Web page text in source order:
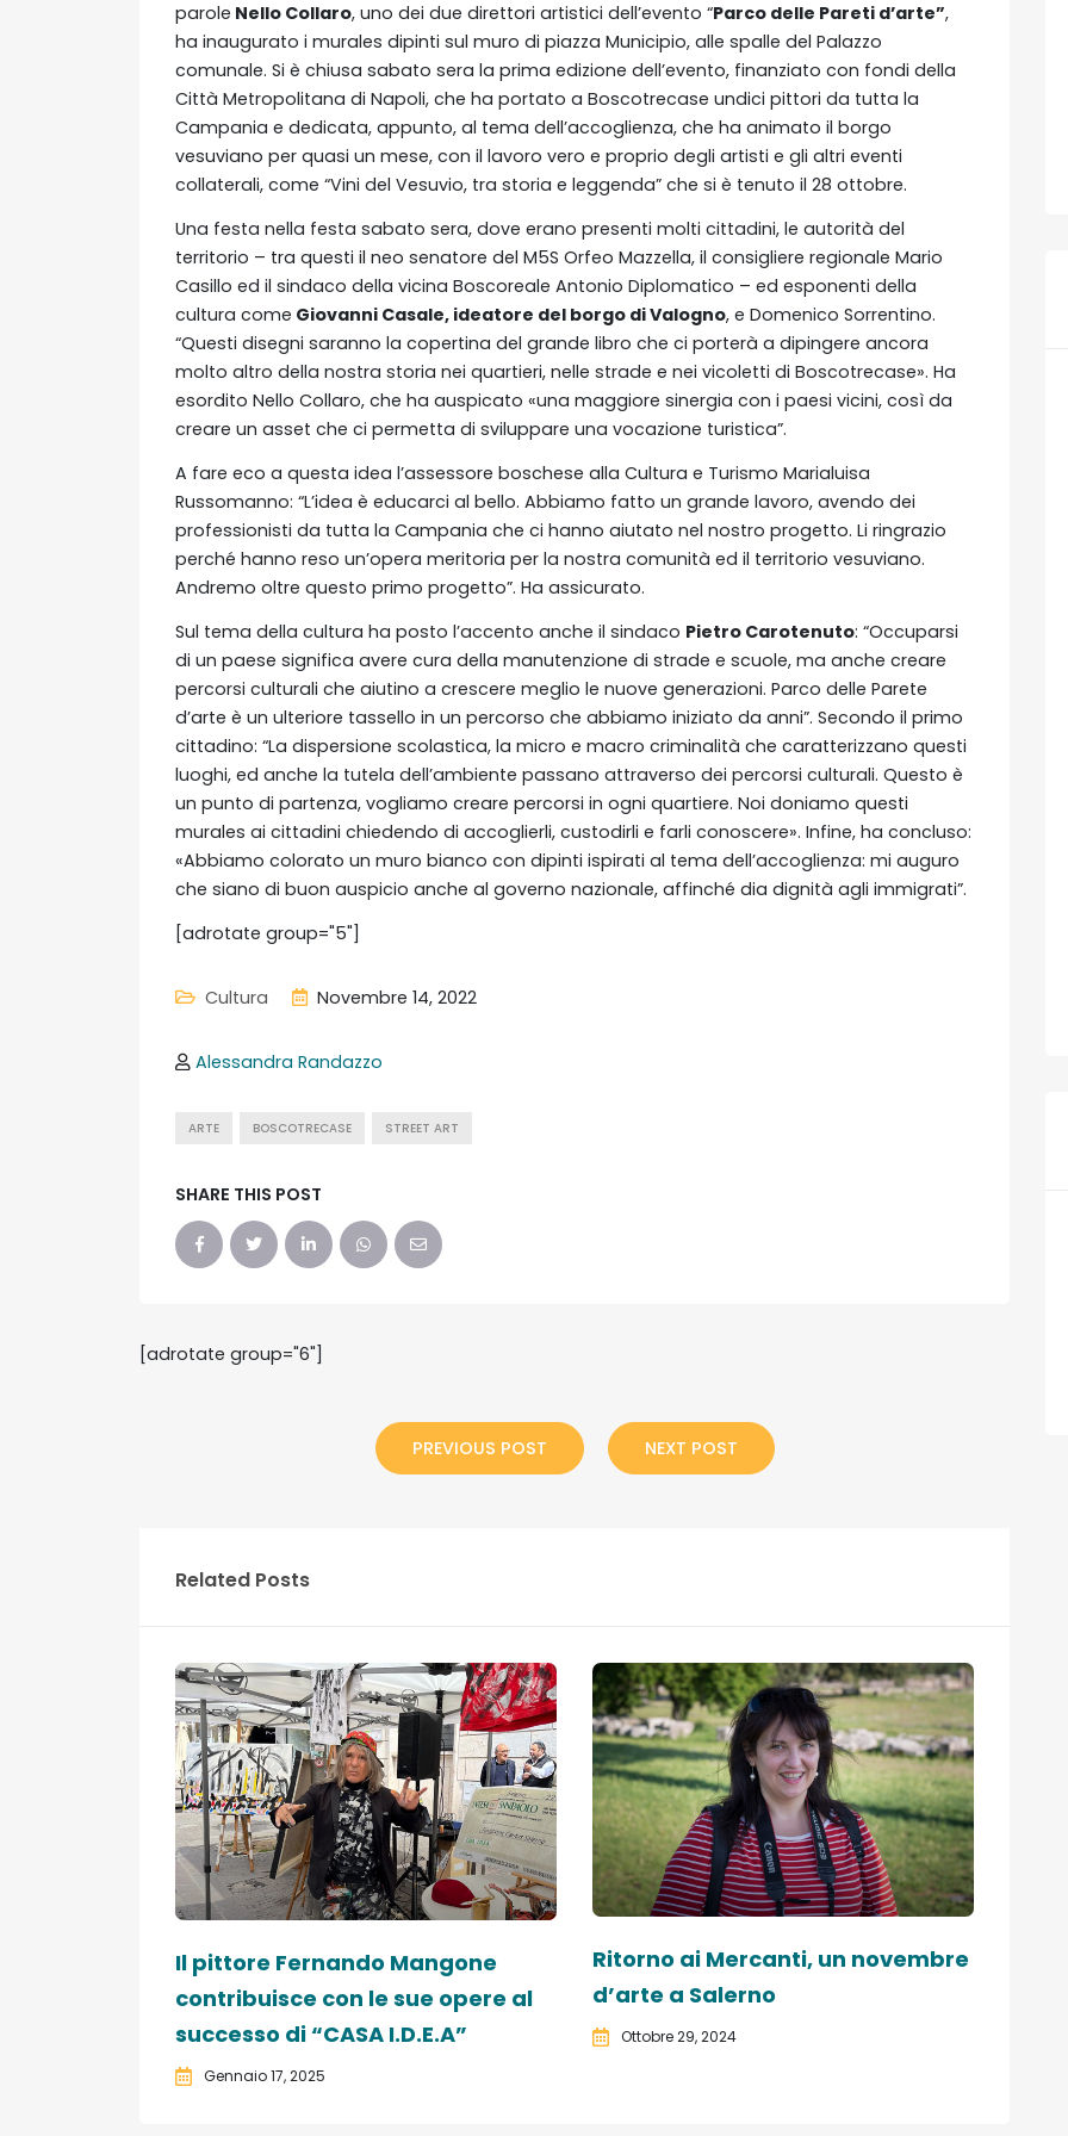
parole Nello Collaro, uno dei due direttori artistici dell’evento “Parco delle Pareti d’arte”,
ha inaugurato i murales dipinti sul muro di piazza Municipio, alle spalle del Palazzo
comunale. Si è chiusa sabato sera la prima edizione dell’evento, finanziato con fondi della
Città Metropolitana di Napoli, che ha portato a Boscotrecase undici pittori da tutta la
Campania e dedicata, appunto, al tema dell’accoglienza, che ha animato il borgo
vesuviano per quasi un mese, con il lavoro vero e proprio degli artisti e gli altri eventi
collaterali, come “Vini del Vesuvio, tra storia e leggenda” che si è tenuto il 28 ottobre.
Una festa nella festa sabato sera, dove erano presenti molti cittadini, le autorità del
territorio – tra questi il neo senatore del M5S Orfeo Mazzella, il consigliere regionale Mario
Casillo ed il sindaco della vicina Boscoreale Antonio Diplomatico – ed esponenti della
cultura come Giovanni Casale, ideatore del borgo di Valogno, e Domenico Sorrentino.
“Questi disegni saranno la copertina del grande libro che ci porterà a dipingere ancora
molto altro della nostra storia nei quartieri, nelle strade e nei vicoletti di Boscotrecase». Ha
esordito Nello Collaro, che ha auspicato «una maggiore sinergia con i paesi vicini, così da
creare un asset che ci permetta di sviluppare una vocazione turistica”.
A fare eco a questa idea l’assessore boschese alla Cultura e Turismo Marialuisa
Russomanno: “L’idea è educarci al bello. Abbiamo fatto un grande lavoro, avendo dei
professionisti da tutta la Campania che ci hanno aiutato nel nostro progetto. Li ringrazio
perché hanno reso un’opera meritoria per la nostra comunità ed il territorio vesuviano.
Andremo oltre questo primo progetto”. Ha assicurato.
Sul tema della cultura ha posto l’accento anche il sindaco Pietro Carotenuto: “Occuparsi
di un paese significa avere cura della manutenzione di strade e scuole, ma anche creare
percorsi culturali che aiutino a crescere meglio le nuove generazioni. Parco delle Parete
d’arte è un ulteriore tassello in un percorso che abbiamo iniziato da anni”. Secondo il primo
cittadino: “La dispersione scolastica, la micro e macro criminalità che caratterizzano questi
luoghi, ed anche la tutela dell’ambiente passano attraverso dei percorsi culturali. Questo è
un punto di partenza, vogliamo creare percorsi in ogni quartiere. Noi doniamo questi
murales ai cittadini chiedendo di accoglierli, custodirli e farli conoscere». Infine, ha concluso:
«Abbiamo colorato un muro bianco con dipinti ispirati al tema dell’accoglienza: mi auguro
che siano di buon auspicio anche al governo nazionale, affinché dia dignità agli immigrati”.
[adrotate group="5"]
Cultura Novembre 14, 2022
Alessandra Randazzo
ARTE BOSCOTRECASE STREET ART
SHARE THIS POST
[adrotate group="6"]
PREVIOUS POST NEXT POST
Related Posts
Il pittore Fernando Mangone
contribuisce con le sue opere al
successo di “CASA I.D.E.A”
Gennaio 17, 2025
Ritorno ai Mercanti, un novembre
d’arte a Salerno
Ottobre 29, 2024